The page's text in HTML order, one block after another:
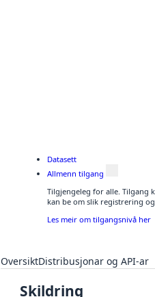
Datasett
Allmenn tilgang
Tilgjengeleg for alle. Tilgang
kan be om slik registrering
Les meir om tilgangsnivå her
OversiktDistribusjonar og API-ar
Skildring